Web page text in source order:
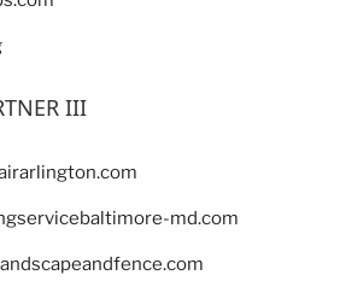
III
md.com